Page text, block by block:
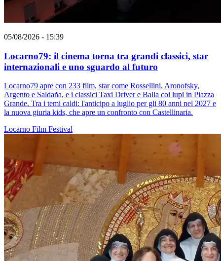
05/08/2026 - 15:39
Locarno79: il cinema torna tra grandi classici, star
internazionali e uno sguardo al futuro
Locarno79 apre con 233 film, star come Rossellini, Aronofsky,
Argento e Saldaña, e i classici Taxi Driver e Balla coi lupi in Piazza
Grande. Tra i temi caldi: l'anticipo a luglio per gli 80 anni nel 2027 e
la nuova giuria kids, che apre un confronto con Castellinaria.
Locarno Film Festival